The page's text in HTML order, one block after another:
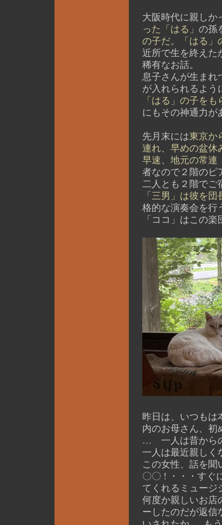
大阪時代に親しか
った「はる」 の孫
の子だ。「はる」
近所で生を終えた
稀有なお話。
息子さんが生まれ
が入れられるよう
「はる」の子を
にもその神通力が
先月末には東京か
連れ、早めの盆休
早速、地元の常連
者なので２階の
二人とも２階でご
「三男」は彼を
格的な演奏会を行
「ココ」はこの
昨日は、いつもは
内のお母さん、初
… 一人は昔から
一人は最近親しく
この女性、話を聞
〇〇 ! ・・・すぐ
てくれるミュージ
何度か親しいお店
ーしたのだが返